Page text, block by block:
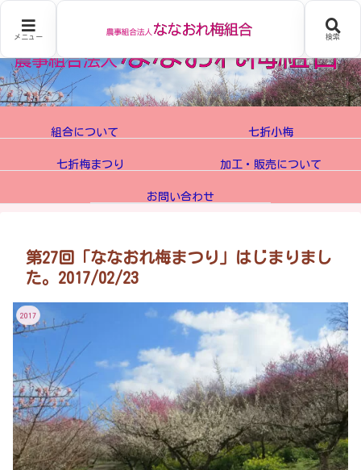
組合について 七折小梅
七折梅まつり 加工・販売について
お問い合わせ
第27回「ななおれ梅まつり」はじまりまし
た。2017/02/23
2017
メニュー 検索